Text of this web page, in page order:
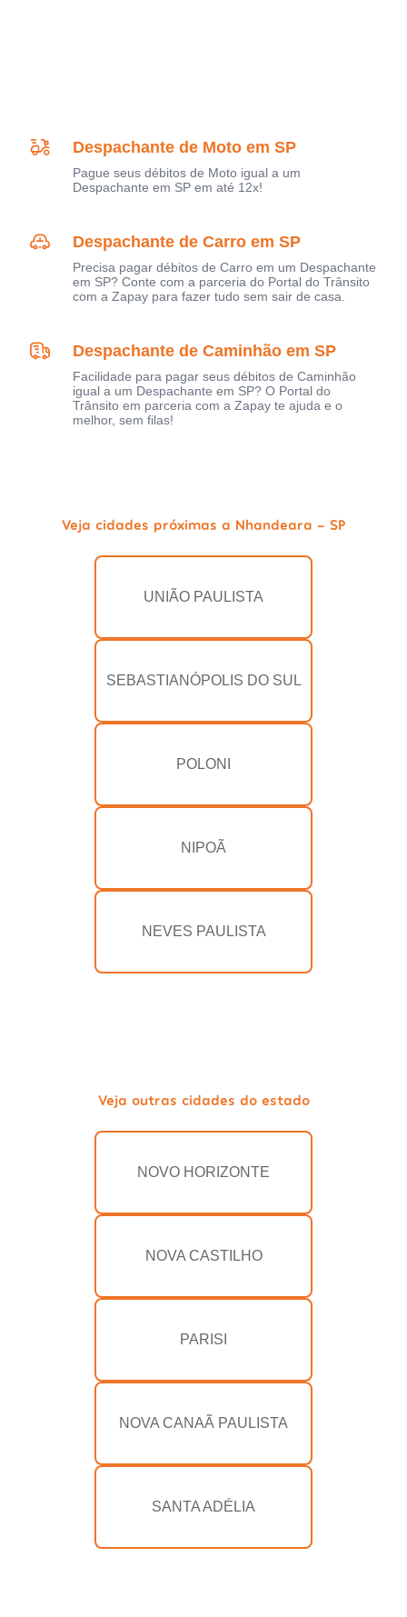
Despachante de Moto em SP
Pague seus débitos de Moto igual a um
Despachante em SP em até 12x!
Despachante de Carro em SP
Precisa pagar débitos de Carro em um Despachante
em SP? Conte com a parceria do Portal do Trânsito
com a Zapay para fazer tudo sem sair de casa.
Despachante de Caminhão em SP
Facilidade para pagar seus débitos de Caminhão
igual a um Despachante em SP? O Portal do
Trânsito em parceria com a Zapay te ajuda e o
melhor, sem filas!
Veja cidades próximas a Nhandeara - SP
UNIÃO PAULISTA
SEBASTIANÓPOLIS DO SUL
POLONI
NIPOÃ
NEVES PAULISTA
Veja outras cidades do estado
NOVO HORIZONTE
NOVA CASTILHO
PARISI
NOVA CANAÃ PAULISTA
SANTA ADÉLIA